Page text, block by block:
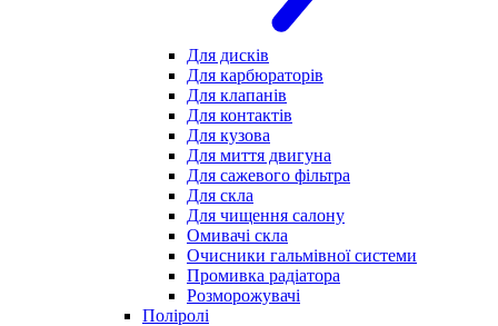
Для дисків
Для карбюраторів
Для клапанів
Для контактів
Для кузова
Для миття двигуна
Для сажевого фільтра
Для скла
Для чищення салону
Омивачі скла
Очисники гальмівної системи
Промивка радіатора
Розморожувачі
Поліролі